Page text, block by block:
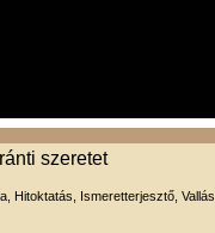
szeretet
Hitoktatás, Ismeretterjesztő, Vallás